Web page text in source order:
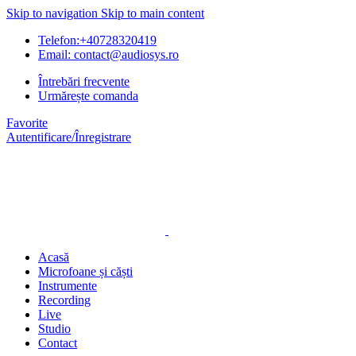
Skip to navigation Skip to main content
Telefon:+40728320419
Email: contact@audiosys.ro
Întrebări frecvente
Urmărește comanda
Favorite
Autentificare/Înregistrare
Acasă
Microfoane și căști
Instrumente
Recording
Live
Studio
Contact